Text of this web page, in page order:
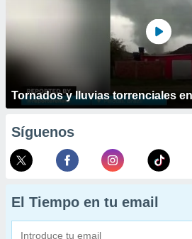
Tornados y lluvias torrenciales
Síguenos
El Tiempo en tu email